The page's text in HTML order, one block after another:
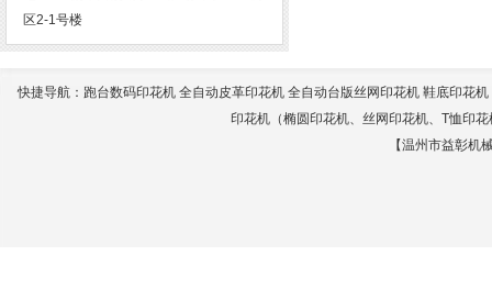
区2-1号楼
快捷导航： 跑台数码印花机 全自动皮革印花机 全自动台版丝网印花机 鞋底印花机
印花机（椭圆印花机、 丝网印花机、 T恤印花
【温州市益彰机